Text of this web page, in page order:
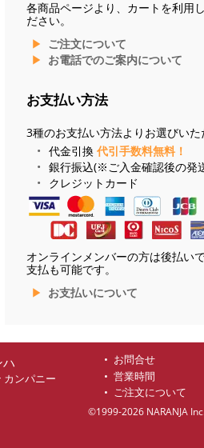
各商品ページより、カートを利用
ださい。
ご注文について
お電話でのご案内について
お支払い方法
3種のお支払い方法よりお選びいた
代金引換 代引手数料無料！
銀行振込(※ご入金確認後の発
クレジットカード
オンラインメンバーの方は後払い
支払も可能です。
お支払いについて
カンパニー
お問合せ
営業時間
ご注文について
©1999-2026 NARANJA